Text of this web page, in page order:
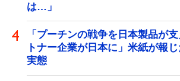
は…」
「プーチンの戦争を日本製品が
トナー企業が日本に」米紙が報
実態